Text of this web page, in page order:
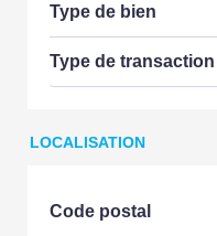
Type de bien
Type de transaction
LOCALISATION
Code postal